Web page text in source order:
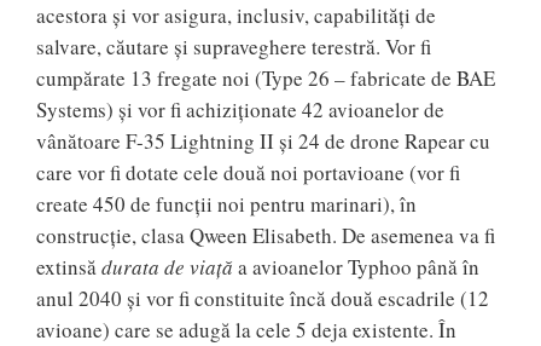
acestora și vor asigura, inclusiv, capabilități de
salvare, căutare și supraveghere terestră. Vor fi
cumpărate 13 fregate noi (Type 26 – fabricate de BAE
Systems) și vor fi achiziționate 42 avioanelor de
vânătoare F-35 Lightning II și 24 de drone Rapear cu
care vor fi dotate cele două noi portavioane (vor fi
create 450 de funcții noi pentru marinari), în
construcție, clasa Qween Elisabeth. De asemenea va fi
extinsădurata de viață a avioanelor Typhoo până în
anul 2040 și vor fi constituite încă două escadrile (12
avioane) care se adugă la cele 5 deja existente. În